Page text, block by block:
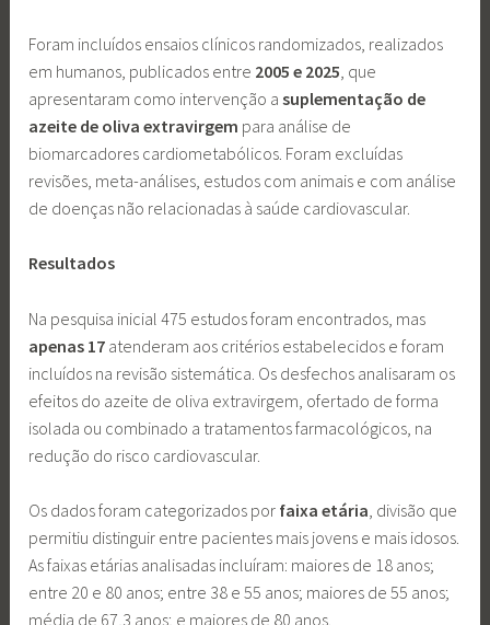
Foram incluídos ensaios clínicos randomizados, realizados
em humanos, publicados entre 2005 e 2025 , que
apresentaram como intervenção asuplementação de
azeite de oliva extravirgem para análise de
biomarcadores cardiometabólicos. Foram excluídas
revisões, meta-análises, estudos com animais e com análise
de doenças não relacionadas à saúde cardiovascular.
Resultados
Na pesquisa inicial 475 estudos foram encontrados, mas
apenas 17 atenderam aos critérios estabelecidos e foram
incluídos na revisão sistemática. Os desfechos analisaram os
efeitos do azeite de oliva extravirgem, ofertado de forma
isolada ou combinado a tratamentos farmacológicos, na
redução do risco cardiovascular.
Os dados foram categorizados por faixa etária, divisão que
permitiu distinguir entre pacientes mais jovens e mais idosos.
As faixas etárias analisadas incluíram: maiores de 18 anos;
entre 20 e 80 anos; entre 38 e 55 anos; maiores de 55 anos;
média de 67,3 anos; e maiores de 80 anos.